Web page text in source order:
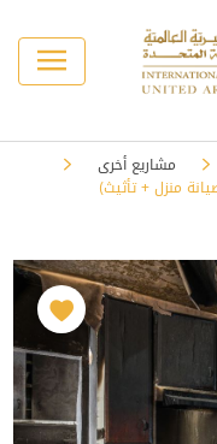
مشاريع أخرى
منزل + تأثيث)